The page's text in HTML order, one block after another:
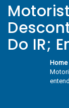
Do IR;
Home